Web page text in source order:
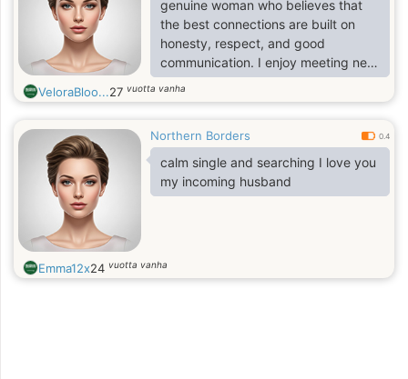
genuine woman who believes that
the best connections are built on
honesty, respect, and good
communication. I enjoy meeting new
people, learning about different
cultures, sharing laughter, and
VeloraBloo...27 vuotta vanha
Northern Borders 0.4
calm single and searching I love you
my incoming husband
Emma12x24 vuotta vanha